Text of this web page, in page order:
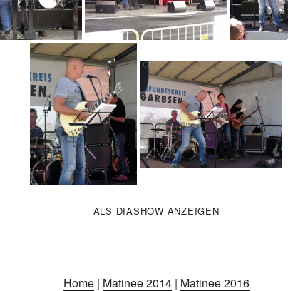
ALS DIASHOW ANZEIGEN
Home| Matinee 2014| Matinee 2016